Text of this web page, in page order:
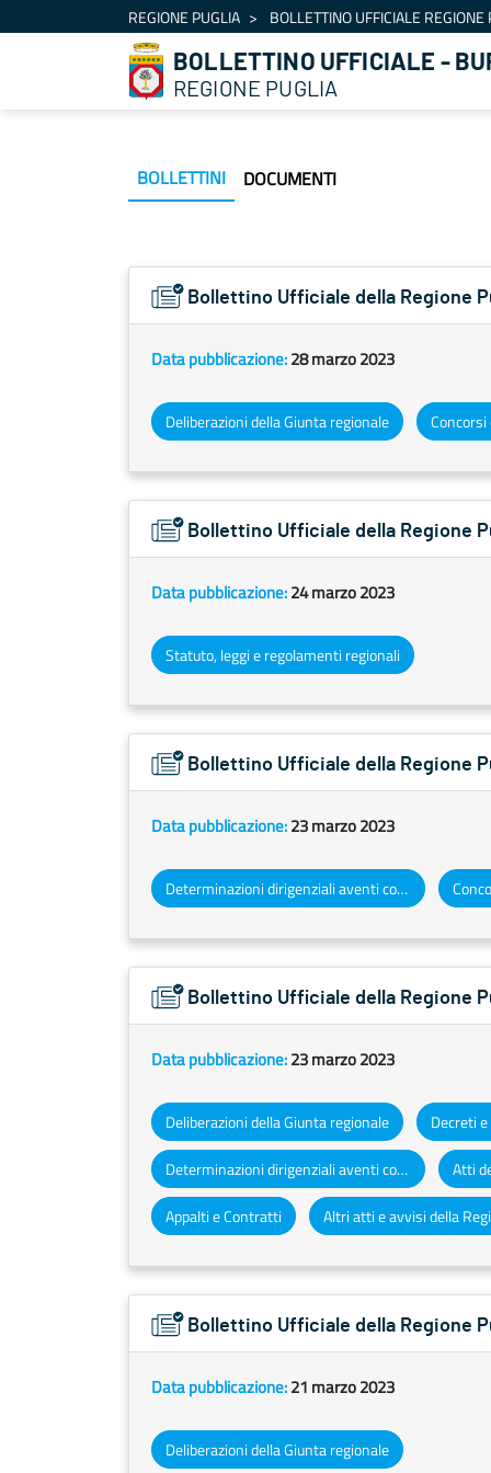
Salta al contenutoREGIONE PUGLIA BOLLETTINO UFFICIALE
BOLLETTINO UFFICIALE -
REGIONE PUGLIA
BOLLETTINI DOCUMENTI
Bollettino Ufficiale della Regione
Data pubblicazione:28 marzo 2023
Deliberazioni della Giunta regionale
Bollettino Ufficiale della Regione
Data pubblicazione:24 marzo 2023
Statuto, leggi e regolamenti regionali
Bollettino Ufficiale della Regione
Data pubblicazione:23 marzo 2023
Determinazioni dirigenziali aventi contenuto di interesse generale
Bollettino Ufficiale della Regione
Data pubblicazione:23 marzo 2023
Deliberazioni della Giunta regionale
Determinazioni dirigenziali aventi contenuto di interesse generale
Appalti e Contratti
Bollettino Ufficiale della Regione
Data pubblicazione:21 marzo 2023
Deliberazioni della Giunta regionale